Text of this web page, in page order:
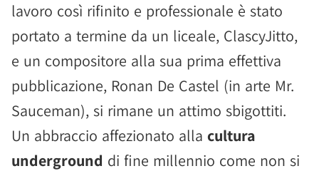
lavoro così rifinito e professionale è stato
portato a termine da un liceale, ClascyJitto,
e un compositore alla sua prima effettiva
pubblicazione, Ronan De Castel (in arte Mr.
Sauceman), si rimane un attimo sbigottiti.
Un abbraccio affezionato alla cultura
underground di fine millennio come non si